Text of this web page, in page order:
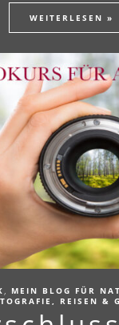
WEITERLESEN »
, MEIN BLOG FÜR
REISEN &